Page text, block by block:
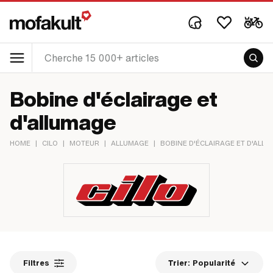
Bobine d'éclairage et
d'allumage
HOME | CILO | MOTEUR | ALLUMAGE | BOBINE D'ÉCLAIRAGE ET
Filtres Trier: Popularité